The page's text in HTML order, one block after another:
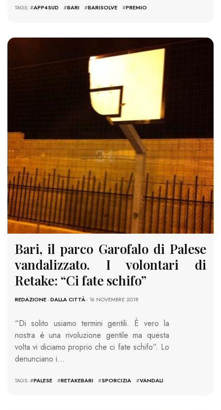
TAGS: #APP4SUD #BARI #BARISOLVE #PREMIO
Bari, il parco Garofalo di Palese
vandalizzato. I volontari di
Retake: “Ci fate schifo”
REDAZIONE-DALLA CITTÀ- 16 NOVEMBRE 2018
“Di solito usiamo termini gentili. È vero la
nostra è una rivoluzione gentile ma questa
volta vi diciamo proprio che ci fate schifo”. Lo
denunciano i…
TAGS: #PALESE #RETAKEBARI #SPORCIZIA #VANDALI